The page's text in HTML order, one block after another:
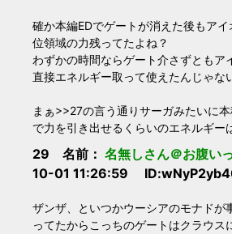
確か本編EDでゲートが消えた後もア
位領域の力残ってたよね？
わずかの時間ならゲート介さずともア
直接エネルギー取って使えたんじゃな
まぁ>>27の言う通りサーガみたいに
で力を引き出せるくらいのエネルギー
29 名前： 名無しさん＠お腹い
10-01 11:26:59
ザンザ、といつかウーシアのモナドが
ってたからこっちのゲートはクラウス